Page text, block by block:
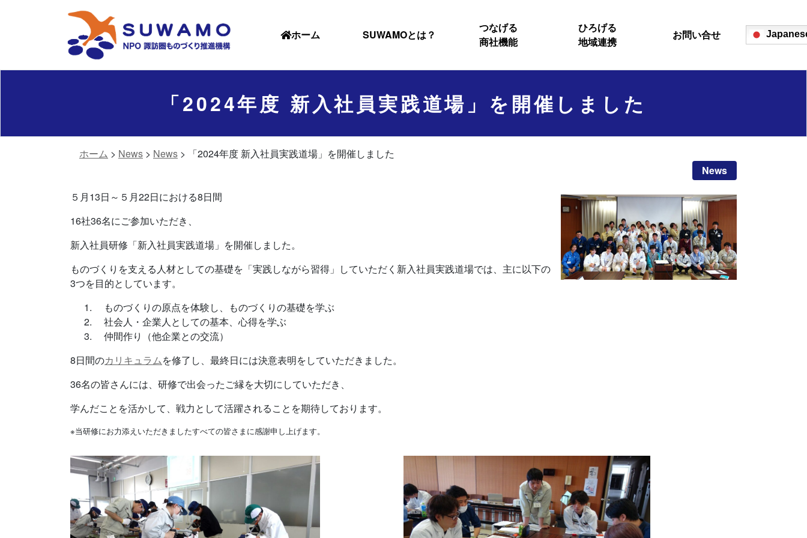
ホーム SUWAMOとは？
つなげる
商社機能
ひろげる
地域連携
お問い合せ
「2024年度 新入社員実践道場」を開催しました
ホーム > News > News >
「2024年度 新入社員実践道場」を開催しました
News
５月13日～５月22日における8日間
16社36名にご参加いただき、
新入社員研修「新入社員実践道場」を開催しました。
ものづくりを支える人材としての基礎を「実践しながら習得」していただく新入社員実践道場では、主に以下の
3つを目的としています。
ものづくりの原点を体験し、ものづくりの基礎を学ぶ
社会人・企業人としての基本、心得を学ぶ
仲間作り（他企業との交流）
8日間のカリキュラムを修了し、最終日には決意表明をしていただきました。
36名の皆さんには、研修で出会ったご縁を大切にしていただき、
学んだことを活かして、戦力として活躍されることを期待しております。
※当研修にお力添えいただきましたすべての皆さまに感謝申し上げます。